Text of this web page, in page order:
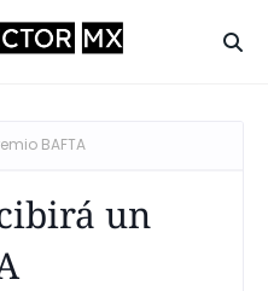
BAFTA
un